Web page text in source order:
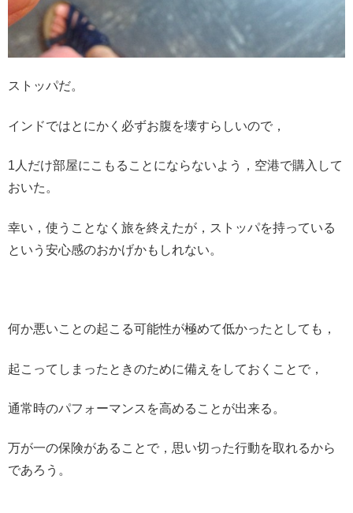
ストッパだ。
インドではとにかく必ずお腹を壊すらしいので，
1人だけ部屋にこもることにならないよう，空港で購入して
おいた。
幸い，使うことなく旅を終えたが，ストッパを持っている
という安心感のおかげかもしれない。
何か悪いことの起こる可能性が極めて低かったとしても，
起こってしまったときのために備えをしておくことで，
通常時のパフォーマンスを高めることが出来る。
万が一の保険があることで，思い切った行動を取れるから
であろう。